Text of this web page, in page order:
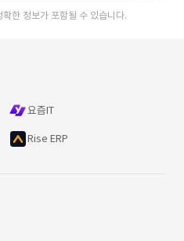
한 정보가 포함될 수 있습니다.
요즘IT
Rise ERP